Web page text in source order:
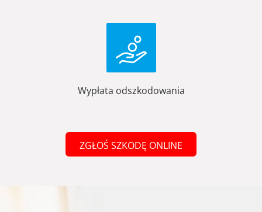
Wypłata odszkodowania
ZGŁOŚ SZKODĘ ONLINE